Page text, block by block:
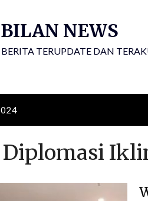
NEWS
BERITA TERUPDATE DAN
Diplomasi